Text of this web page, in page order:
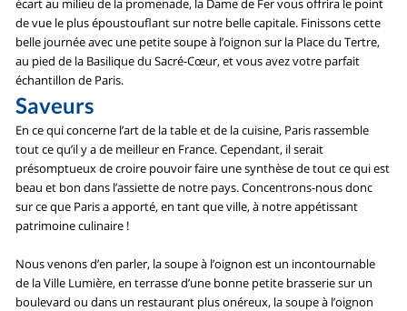
écart au milieu de la promenade, la Dame de Fer vous offrira le point
de vue le plus époustouflant sur notre belle capitale. Finissons cette
belle journée avec une petite soupe à l’oignon sur la Place du Tertre,
au pied de la Basilique du Sacré-Cœur, et vous avez votre parfait
échantillon de Paris.
Saveurs
En ce qui concerne l’art de la table et de la cuisine, Paris rassemble
tout ce qu’il y a de meilleur en France. Cependant, il serait
présomptueux de croire pouvoir faire une synthèse de tout ce qui est
beau et bon dans l’assiette de notre pays. Concentrons-nous donc
sur ce que Paris a apporté, en tant que ville, à notre appétissant
patrimoine culinaire !
Nous venons d’en parler, la soupe à l’oignon est un incontournable
de la Ville Lumière, en terrasse d’une bonne petite brasserie sur un
boulevard ou dans un restaurant plus onéreux, la soupe à l’oignon